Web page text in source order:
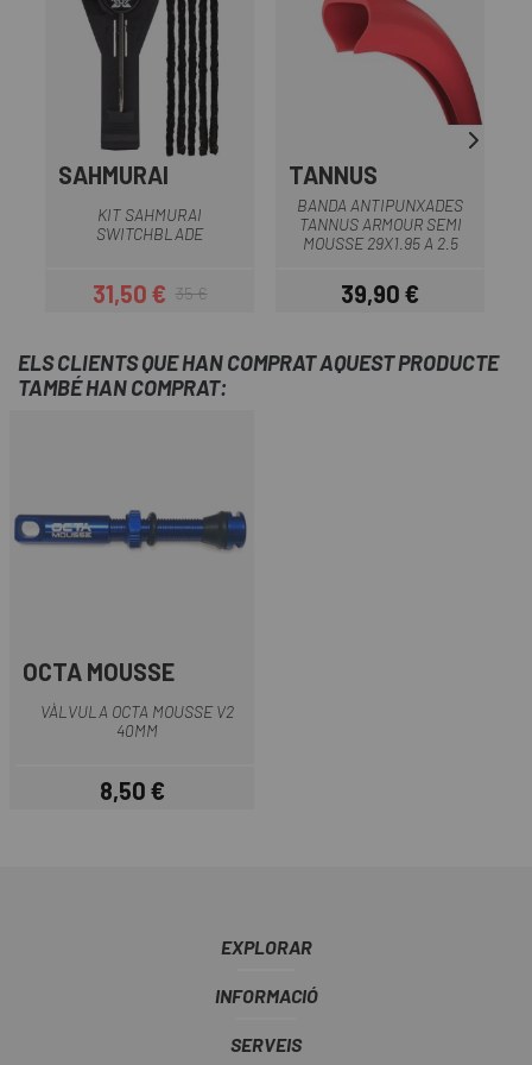
SAHMURAI
KIT SAHMURAI
SWITCHBLADE
Preu
31,50 €Preu regular
35 €
TANNUS
BANDA ANTIPUNXADES
TANNUS ARMOUR SEMI
MOUSSE 29X1.95 A 2.5
Preu
39,90 €
ELS CLIENTS QUE HAN COMPRAT AQUEST PRODUCTE
TAMBÉ HAN COMPRAT:
OCTA MOUSSE
VÀLVULA OCTA MOUSSE V2
40MM
Preu
8,50 €
EXPLORAR
INFORMACIÓ
SERVEIS